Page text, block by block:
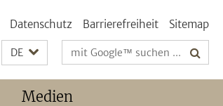
Datenschutz Barrierefreiheit Sitemap
DE Suchbegriffe
Medien